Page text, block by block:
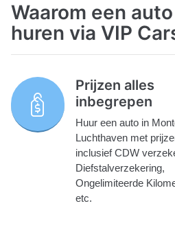
Waarom een
huren via VIP
Prijzen alles
inbegrepen
Huur een auto in
Luchthaven met
inclusief CDW
Diefstalverzekering,
Ongelimiteerde
etc.